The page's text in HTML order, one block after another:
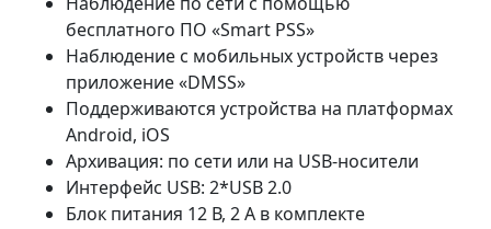
бесплатного ПО «Smart PSS»
Наблюдение с мобильных устройств через
приложение «DMSS»
Поддерживаются устройства на платформах
Android, iOS
Архивация: по сети или на USB-носители
Интерфейс USB: 2*USB 2.0
Блок питания 12 В, 2 А в комплекте